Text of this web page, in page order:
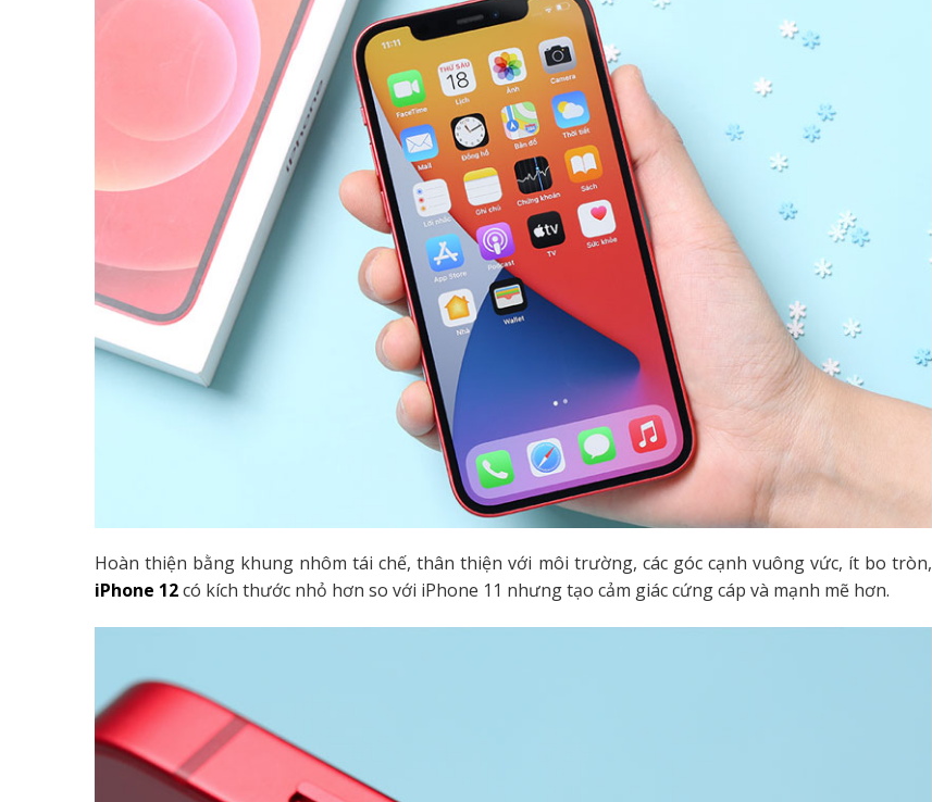
Hoàn thiện bằng khung nhôm tái chế, thân thiện với môi trường, các góc cạnh vuông vức, ít bo tròn,
iPhone 12có kích thước nhỏ hơn so với iPhone 11 nhưng tạo cảm giác cứng cáp và mạnh mẽ hơn.